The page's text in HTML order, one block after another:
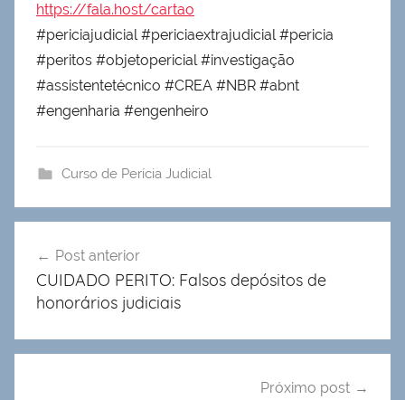
https://fala.host/cartao
#periciajudicial #periciaextrajudicial #pericia
#peritos #objetopericial #investigação
#assistentetécnico #CREA #NBR #abnt
#engenharia #engenheiro
Curso de Perícia Judicial
de
Post
Post anterior
CUIDADO PERITO: Falsos depósitos de
honorários judiciais
Próximo post